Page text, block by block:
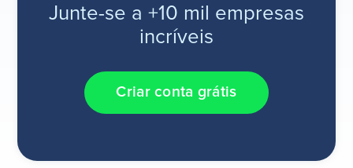
Junte-se a +10 mil empresas
incríveis
Criar conta grátis